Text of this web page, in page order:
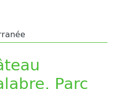
Parc